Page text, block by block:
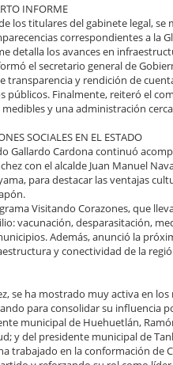
INFORME
los titulares del gabinete legal, se
correspondientes a la
detalla los avances en
el secretario general de
transparencia y rendición de
públicos. Finalmente, reiteró el
y una administración
SOCIALES EN EL ESTADO
Gallardo Cardona continuó
con el alcalde Juan Manuel
para destacar las ventajas
Visitando Corazones, que
vacunación, desparasitación,
Además, anunció la
y conectividad de la
se ha mostrado muy activa en
para consolidar su influencia
municipal de Huehuetlán,
y del presidente municipal de
trabajado en la conformación de